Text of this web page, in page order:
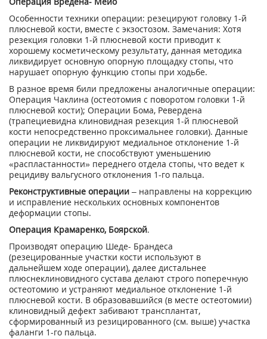
Особенности техники операции: резецируют головку 1-й
плюсневой кости, вместе с экзостозом. Замечания: Хотя
резекция головки 1-й плюсневой кости приводит к
хорошему косметическому результату, данная методика
ликвидирует основную опорную площадку стопы, что
нарушает опорную функцию стопы при ходьбе.
В разное время били предложены аналогичные операции:
Операция Чаклина (остеотомия с поворотом головки 1-й
плюсневой кости); Операции Бома, Ревердена
(трапециевидна клиновидная резекция 1-й плюсневой
кости непосредственно проксимальнее головки). Данные
операции не ликвидируют медиальное отклонение 1-й
плюсневой кости, не способствуют уменьшению
«распластанности» переднего отдела стопы, что ведет к
рецидиву вальгусного отклонения 1-го пальца.
Реконструктивные операции – направлены на коррекцию
и исправление нескольких основных компонентов
деформации стопы.
Операция Крамаренко, Боярской.
Производят операцию Шеде- Брандеса
(резецированные участки кости используют в
дальнейшем ходе операции), далее дистальнее
плюснеклиновидного сустава делают строго поперечную
остеотомию и устраняют медиальное отклонение 1-й
плюсневой кости. В образовавшийся (в месте остеотомии)
клиновидный дефект забивают трансплантат,
сформированный из резицированного (см. выше) участка
фаланги 1-го пальца.